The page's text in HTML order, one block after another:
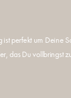
ist perfekt um Deine
das Du vollbringst